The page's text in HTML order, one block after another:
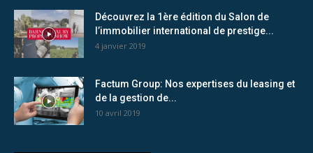
Découvrez la 1ère édition du Salon de
l’immobilier international de prestige...
4 janvier 2019
Factum Group: Nos expertises du leasing et
de la gestion de...
10 avril 2019